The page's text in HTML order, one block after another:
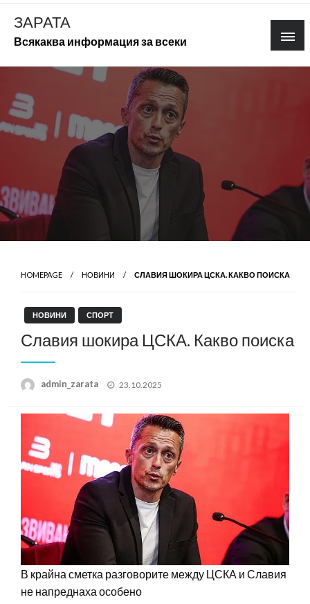
Skip
content
ЗАРАТА
Всякаква информация за всеки
HOMEPAGE НОВИНИ СЛАВИЯ ШОКИРА ЦСКА. КАКВО ПОИСКА
НОВИНИ СПОРТ
Славия шокира ЦСКА. Какво поиска
admin_zarata
Posted
23.10.2025
В крайна сметка разговорите между ЦСКА и Славия
не напреднаха особено